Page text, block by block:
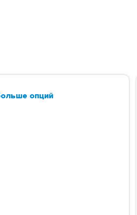
опций